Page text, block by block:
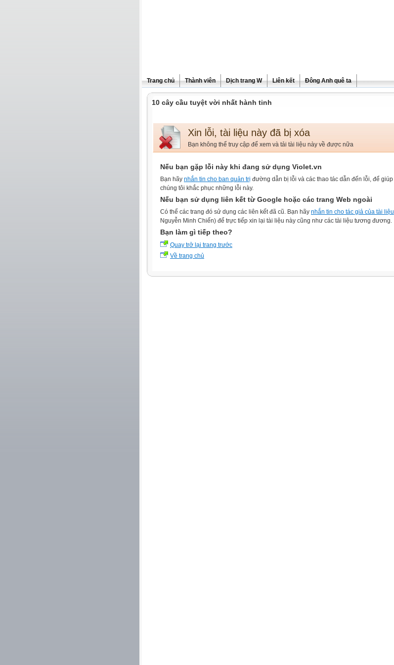
Trang chủ Thành viên Dịch trang W Liên kết Đông Anh quê ta
10 cây cầu tuyệt vời nhất hành tinh
Xin lỗi, tài liệu này đã bị xóa
Bạn không thể truy cập để xem và tải tài liệu này về được nữa
Nếu bạn gặp lỗi này khi đang sử dụng Violet.vn
Bạn hãy nhắn tin cho ban quản trị đường dẫn bị lỗi và các thao tác dẫn đến lỗi, để giúp
chúng tôi khắc phục những lỗi này.
Nếu bạn sử dụng liên kết từ Google hoặc các trang Web ngoài
Có thể các trang đó sử dụng các liên kết đã cũ. Bạn hãy nhắn tin cho tác giả của tài liệu
Nguyễn Minh Chiến) để trực tiếp xin lại tài liệu này cũng như các tài liệu tương đương.
Bạn làm gì tiếp theo?
Quay trở lại trang trước
Về trang chủ